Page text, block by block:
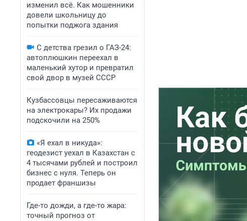
изменил всё. Как мошенники
довели школьницу до
попытки поджога здания
С детства грезил о ГАЗ-24:
автоплюшкин переехал в
маленький хутор и превратил
свой двор в музей СССР
Кузбассовцы пересаживаются
на электрокары? Их продажи
подскочили на 250%
«Я ехал в никуда»:
геодезист уехал в Казахстан с
4 тысячами рублей и построил
бизнес с нуля. Теперь он
продает франшизы
Где-то дожди, а где-то жара:
точный прогноз от